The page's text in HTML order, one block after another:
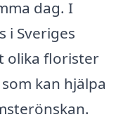
dag. I
i Sveriges
olika florister
kan hjälpa